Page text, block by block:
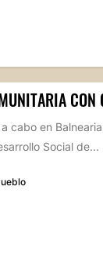
cabo en
Social de...